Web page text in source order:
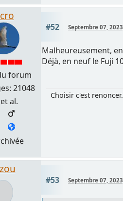
forum
21048
al.
#52 Septembre 07,
Malheureusement,
Déjà, en neuf le Fuji
Choisir c'est renoncer.
#53 Septembre 07,